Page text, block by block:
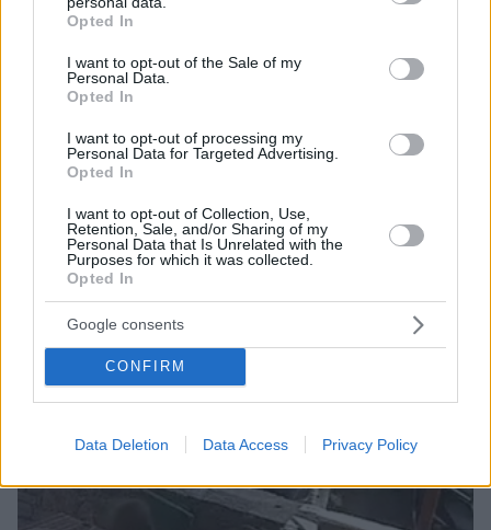
grant or deny consent to Google and its third-party tags to
use your data for below specified purposes in below Google
consent section.
Opted In
I want to opt-out of the Sale of my
Personal Data.
Opted In
I want to opt-out of processing my
Personal Data for Targeted Advertising.
Opted In
I want to opt-out of Collection, Use,
Retention, Sale, and/or Sharing of my
Personal Data that Is Unrelated with the
Purposes for which it was collected.
Opted In
Google consents
CONFIRM
Data Deletion Data Access Privacy Policy
Ρέθυμνο , η εικόνα σε Πρέβελη και Άγιο Βασίλειο
πριν 18 λεπτά
κάνουν;
πριν 18 λεπτά
«Έχουμε και Λέμε»: Τα μεγάλα μπερδέματα του έρωτα
πριν 25 λεπτά
Αθλητικές μεταδόσεις: Πού θα δείτε τα φιλικά ΑΕΚ,
Άρη και Κηφισιάς - Όλο το πρόγραμμα
πριν 30 λεπτά
ΔΕΙΤΕ ΟΛΕΣ ΤΙΣ ΕΙΔΗΣΕΙΣ
ΤΑ ΠΙΟ ΔΗΜΟΦΙΛΗ